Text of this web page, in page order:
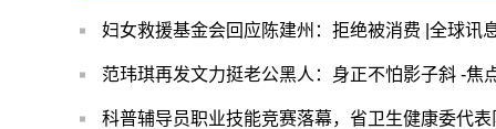
妇女救援基金会回应陈建州：拒绝被消费 |全球讯
范玮琪再发文力挺老公黑人：身正不怕影子斜 -焦
科普辅导员职业技能竞赛落幕，省卫生健康委代